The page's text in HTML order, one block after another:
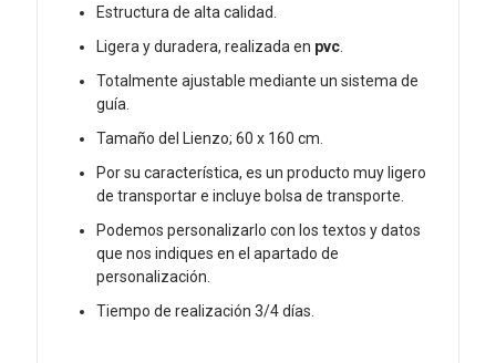
Estructura de alta calidad.
Ligera y duradera, realizada en pvc
Totalmente ajustable mediante un sistema de
guía.
Tamaño del Lienzo; 60 x 160 cm.
Por su característica, es un producto muy ligero
de transportar e incluye bolsa de transporte.
Podemos personalizarlo con los textos y datos
que nos indiques en el apartado de
personalización.
Tiempo de realización 3/4 días.